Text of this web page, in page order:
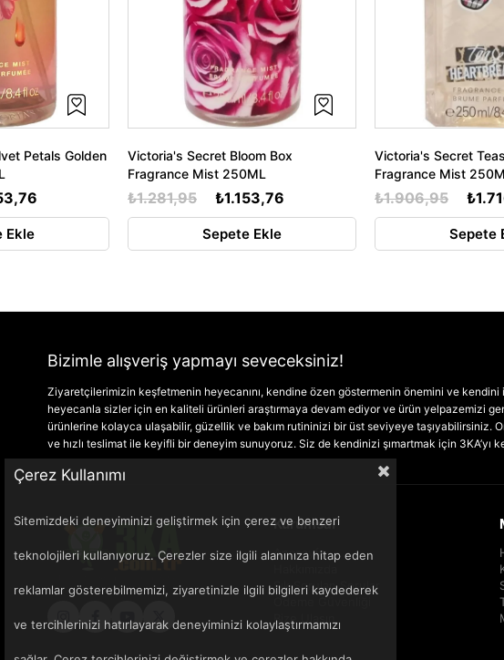
Petals Golden
Ekle
Victoria's Secret Bloom Box
Fragrance Mist 250ML
₺1.153,76
₺1.281,95
Sepete Ekle
Victoria's Secret
Fragrance Mist
₺1.906,95
Sepete
Bizimle alışveriş yapmayı seveceksiniz!
Ziyaretçilerimizin keşfetmenin heyecanını, kendine özen göstermenin önemini ve
heyecanla sizler için en kaliteli ürünleri araştırmaya devam ediyor ve ürün yelpazemizi
ürünlerine kolayca ulaşabilir, güzellik ve bakım rutininizi bir üst seviyeye taşıyabilirsiniz.
ve hızlı teslimat ile keyifli bir deneyim sunuyoruz. Siz de kendinizi şımartmak için 3KA’yı
Kurumsal
Anasayfa
Sık Sorulan Sorular
Ödeme Güvenliği
Bize Ulaşın
Çerez Kullanımı
Sitemizdeki deneyiminizi geliştirmek için çerez ve benzeri
teknolojileri kullanıyoruz. Çerezler size ilgili alanınıza hitap eden
reklamlar gösterebilmemizi, ziyaretinizle ilgili bilgileri kaydederek
ve tercihlerinizi hatırlayarak deneyiminizi kolaylaştırmamızı